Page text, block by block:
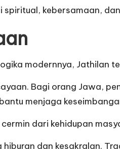
kebersamaan,
modernnya, Jathilan
Bagi orang Jawa,
menjaga
dari kehidupan
dan kesakralan.